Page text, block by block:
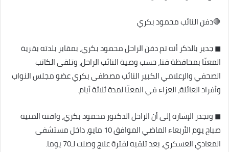
🛑دفن النائب محمود بكري
◼ جدير بالذكر أنه تم دفن الراحل محمود بكري، بمقابر بلدته بقرية
المعنّا بمحافظة قنا، حسب وصية النائب الراحل، وتلقى الكاتب
الصحفي والإعلامي الكبير النائب مصطفى بكري عضو مجلس النواب
وأفراد العائلة، العزاء في المعنّا لمدة ثلاثة أيام.
◼ وتجدر الإشارة إلى أن الراحل الدكتور محمود بكري، وافته المنية
صباح يوم الأربعاء الماضي الموافق 10 مايو، داخل مستشفى
المعادي العسكري، بعد تلقيه لفترة علاج وصلت لـ70 يوما.